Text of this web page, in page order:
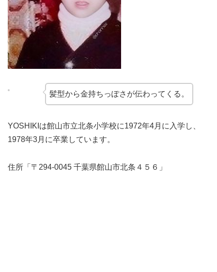
髪型から金持ちっぽさが伝わってくる。
YOSHIKIは館山市立北条小学校に1972年4月に入学し、
1978年3月に卒業しています。
住所「〒294-0045 千葉県館山市北条４５６」